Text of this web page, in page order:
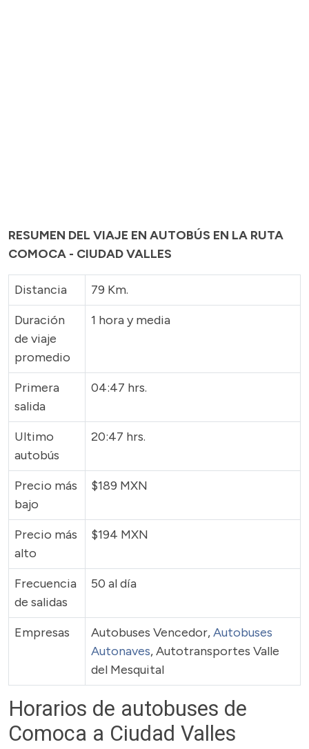
RESUMEN DEL VIAJE EN AUTOBÚS EN LA RUTA
COMOCA - CIUDAD VALLES
Distancia
79 Km.
Duración
de viaje
promedio
1 hora y media
Primera
salida
04:47 hrs.
Ultimo
autobús
20:47 hrs.
Precio más
bajo
$189 MXN
Precio más
alto
$194 MXN
Frecuencia
de salidas
50 al día
Empresas Autobuses Vencedor,Autobuses
Autonaves, Autotransportes Valle
del Mesquital
Horarios de autobuses de
Comoca a Ciudad Valles